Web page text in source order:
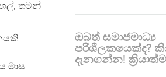
තමන්
මාස
ඔබත් සමාජමාධ්‍ය
පරිශීලකයෙක්ද?
දැනගන්න!